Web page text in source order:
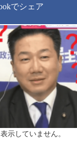
でシェア
示していません。